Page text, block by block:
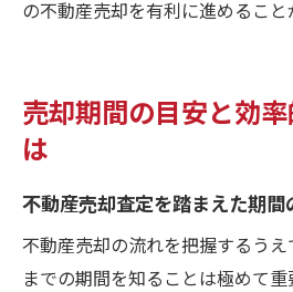
の不動産売却を有利に進めること
売却期間の目安と効
は
不動産売却査定を踏まえた期間
不動産売却の流れを把握するう
までの期間を知ることは極めて